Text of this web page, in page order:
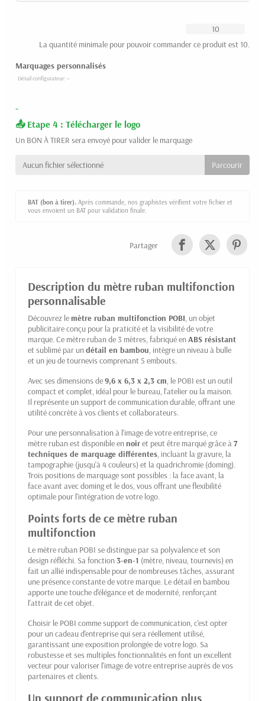
La quantité minimale pour pouvoir commander ce produit est 10.
Marquages personnalisés
-
Etape 4 : Télécharger le logo
Un BON À TIRER sera envoyé pour valider le marquage
Aucun fichier sélectionné
BAT (bon à tirer). Après commande, nos graphistes vérifient votre fichier et
vous envoient un BAT pour validation finale.
Partager
Description du mètre ruban multifonction
personnalisable
Découvrez lemètre ruban multifonction POBI , un objet
publicitaire conçu pour la praticité et la visibilité de votre
marque. Ce mètre ruban de 3 mètres, fabriqué enABS résistant
et sublimé par undétail en bambou , intègre un niveau à bulle
et un jeu de tournevis comprenant 5 embouts.
Avec ses dimensions de9,6 x 6,3 x 2,3 cm , le POBI est un outil
compact et complet, idéal pour le bureau, l'atelier ou la maison.
Il représente un support de communication durable, offrant une
utilité concrète à vos clients et collaborateurs.
Pour une personnalisation à l'image de votre entreprise, ce
mètre ruban est disponible ennoiret peut être marqué grâce à 7
techniques de marquage différentes , incluant la gravure, la
tampographie (jusqu'à 4 couleurs) et la quadrichromie (doming).
Trois positions de marquage sont possibles : la face avant, la
face avant avec doming et le dos, vous offrant une flexibilité
optimale pour l'intégration de votre logo.
Points forts de ce mètre ruban
multifonction
Le mètre ruban POBI se distingue par sa polyvalence et son
design réfléchi. Sa fonction3-en-1 (mètre, niveau, tournevis) en
fait un allié indispensable pour de nombreuses tâches, assurant
une présence constante de votre marque. Le détail en bambou
apporte une touche d'élégance et de modernité, renforçant
l'attrait de cet objet.
Choisir le POBI comme support de communication, c'est opter
pour un cadeau d'entreprise qui sera réellement utilisé,
garantissant une exposition prolongée de votre logo. Sa
robustesse et ses multiples fonctionnalités en font un excellent
vecteur pour valoriser l'image de votre entreprise auprès de vos
partenaires et clients.
Un support de communication plus